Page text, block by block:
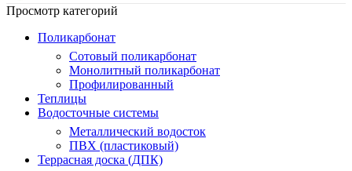
Просмотр категорий
Поликарбонат
Сотовый поликарбонат
Монолитный поликарбонат
Профилированный
Теплицы
Водосточные системы
Металлический водосток
ПВХ (пластиковый)
Террасная доска (ДПК)